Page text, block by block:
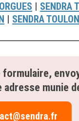
| SENDRA
| SENDRA TOULON
formulaire,
munie